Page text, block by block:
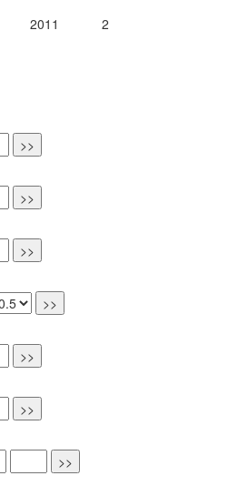
2011 2